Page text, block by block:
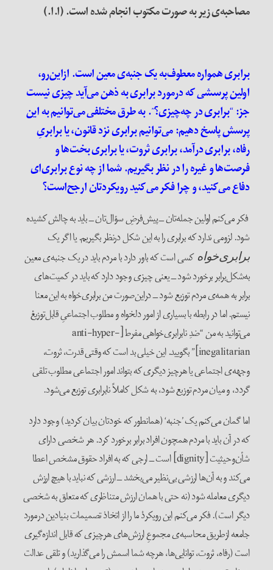
مصاحبه‌ی زیر به صورت مکتوب انجام شده است. (ا.ا.)
برابری همواره معطوف‌به یک جنبه‌ی معین است. از‌این‌رو،
اولین پرسشی که در‌مورد برابری به ذهن می‌آید چیزی نیست
جز: “برابری در چه‌چیزی؟”. به طرق مختلفی می‌توانیم به این
پرسش پاسخ دهیم: می‌توانیم برابری نزد قانون، یا برابریِ
رفاه، برابری در‌آمد، برابری ثروت، یا برابری بخت‌ها و
فرصت‌ها و غیره را در‌ نظر بگیریم. شما از چه نوع برابری‌ای
دفاع می‌کنید، و چرا فکر می‌کنید رویکرد‌تان ارجح‌است؟
فکر می‌کنم اولین جمله‌تان ــ پیش‌فرضِ سؤال‌تان ــ باید به چالش کشیده
شود. لزومی ندارد که برابری را به این شکل در‌نظر بگیریم. یا اگر یک
برابری‌خواهکسی است که باور دارد با مردم باید در یک جنبه‌ی معین
به‌شکل‌برابر برخورد شود ــ یعنی چیزی وجود دارد که باید در کمیت‌های
برابر به همه‌ی مردم توزیع شود ــ در‌این‌صورت من برابری‌خواه به این معنا
نیستم. اما در رابطه با بسیاری از امور دلخواه و مطلوب اجتماعیِ قابل‌توزیعْ
می‌توانید به من “ضدِ نابرابری‌خواهی مفرط [anti-hyper-
inegalitarian]” بگویید. این خیلی بد است که وقتی قدرت، ثروت،
وجهه‌ی اجتماعی یا هر‌چیز دیگری که بتواند امور اجتماعی مطلوب تلقی
گردد، و میان مردم توزیع شود، به شکل کاملاً نا‌برابری توزیع می‌شود.
اما گمان می‌کنم یک ’جنبه‘ (همانطور که خودتان بیان کردید) وجود دارد
که در آن باید با مردم همچون افراد برابر برخورد کرد. هر شخصی دارای
شأن‌و‌حیثیت [dignity] است ــ ارجی که به افراد حقوق مشخص اعطا
می‌کند و به آن‌ها ارزشی بی‌نظیر می‌بخشد ــ ارزشی که نباید با هیچ ارزش
دیگری معامله شود (نه حتی با همان ارزش متناظری که متعلق به شخصی
دیگر است). فکر می‌کنم این رویکردْ ما را از اتخاذ تصمیمات بنیادین در‌مورد
جامعه از‌طریق محاسبه‌ی مجموعِ ارزش‌های هر‌چیزی که قابل اندازه‌گیری
است (رفاه، ثروت، توانایی‌ها، هر‌چه شما اسمش را می‌گذارید) و تلقی عدالت